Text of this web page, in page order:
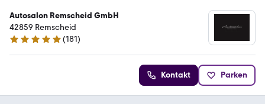
Autosalon Remscheid GmbH
42859 Remscheid
4.9 Sterne
(181)
Kontakt Parken